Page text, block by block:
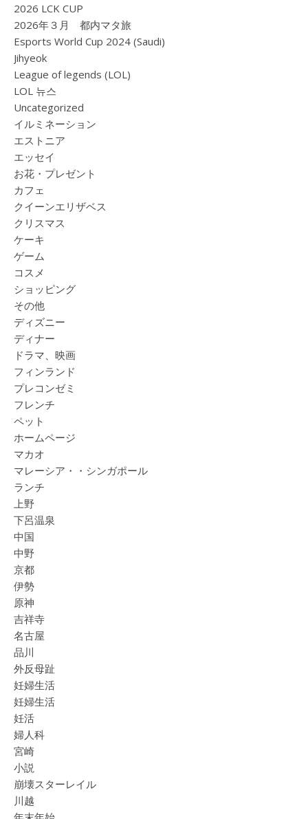
2026 LCK CUP
2026年３月 都内マタ旅
Esports World Cup 2024 (Saudi)
Jihyeok
League of legends (LOL)
LOL 뉴스
Uncategorized
イルミネーション
エストニア
エッセイ
お花・プレゼント
カフェ
クイーンエリザベス
クリスマス
ケーキ
ゲーム
コスメ
ショッピング
その他
ディズニー
ディナー
ドラマ、映画
フィンランド
プレコンゼミ
フレンチ
ペット
ホームページ
マカオ
マレーシア・・シンガポール
ランチ
上野
下呂温泉
中国
中野
京都
伊勢
原神
吉祥寺
名古屋
品川
外反母趾
妊婦生活
妊婦生活
妊活
婦人科
宮崎
小説
崩壊スターレイル
川越